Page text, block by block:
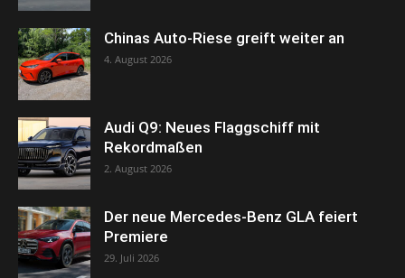
Chinas Auto-Riese greift weiter an
4. August 2026
Audi Q9: Neues Flaggschiff mit
Rekordmaßen
2. August 2026
Der neue Mercedes-Benz GLA feiert
Premiere
29. Juli 2026